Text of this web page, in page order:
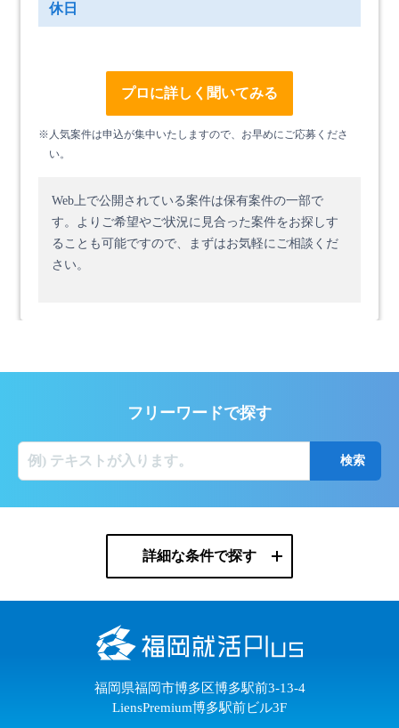
休日
プロに詳しく聞いてみる
※人気案件は申込が集中いたしますので、お早めにご応募くださ
い。
Web上で公開されている案件は保有案件の一部で
す。 よりご希望やご状況に見合った案件をお探しす
ることも可能ですので、まずはお気軽にご相談くだ
さい。
フリーワードで探す
詳細な条件で探す
福岡県福岡市博多区博多駅前3-13-4
LiensPremium博多駅前ビル3F